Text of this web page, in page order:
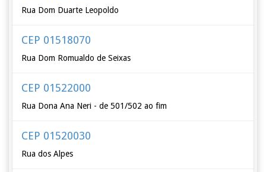
Rua Dom Duarte Leopoldo
CEP 01518070
Rua Dom Romualdo de Seixas
CEP 01522000
Rua Dona Ana Neri - de 501/502 ao fim
CEP 01520030
Rua dos Alpes